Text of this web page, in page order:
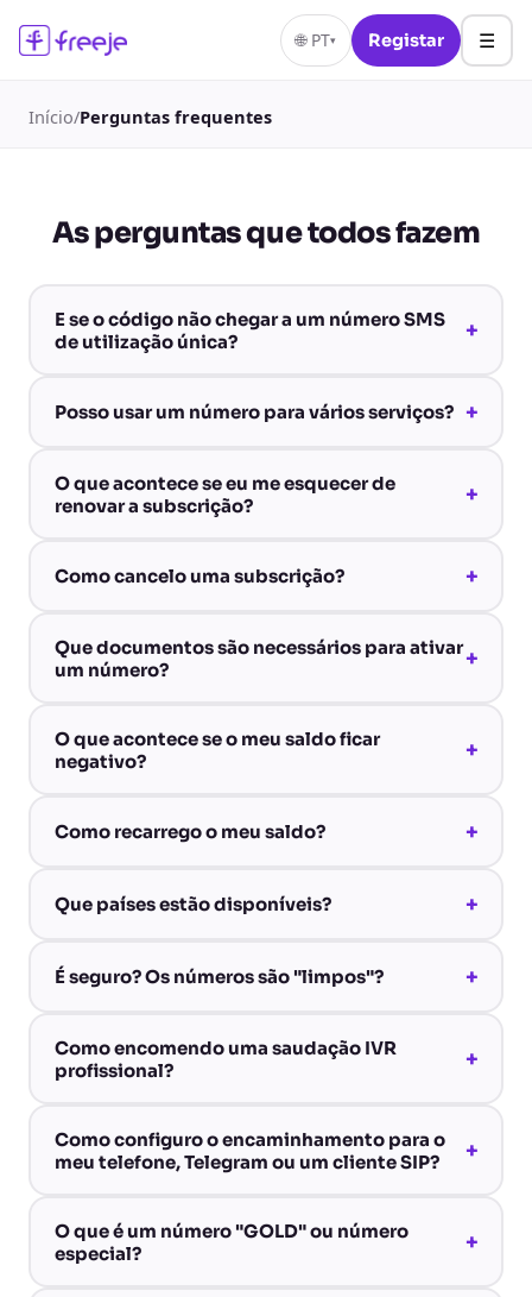
🌐 PT▾ Registar ☰
Início/Perguntas frequentes
As perguntas que todos fazem
E se o código não chegar a um número SMS
de utilização única?
+
Posso usar um número para vários serviços? +
O que acontece se eu me esquecer de
renovar a subscrição?
+
Como cancelo uma subscrição? +
Que documentos são necessários para ativar
um número?
+
O que acontece se o meu saldo ficar
negativo?
+
Como recarrego o meu saldo? +
Que países estão disponíveis? +
É seguro? Os números são "limpos"? +
Como encomendo uma saudação IVR
profissional?
+
Como configuro o encaminhamento para o
meu telefone, Telegram ou um cliente SIP?
+
O que é um número "GOLD" ou número
especial?
+